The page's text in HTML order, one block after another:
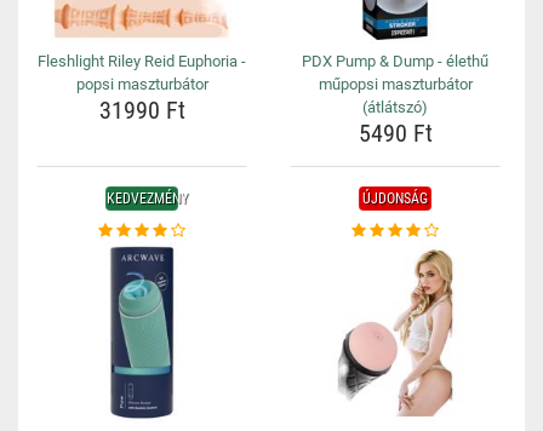
Fleshlight Riley Reid Euphoria -
popsi maszturbátor
31990 Ft
PDX Pump & Dump - élethű
műpopsi maszturbátor
(átlátszó)
5490 Ft
KEDVEZMÉNY ÚJDONSÁG